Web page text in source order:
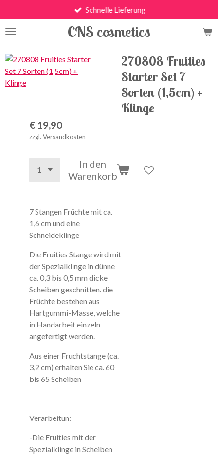
Hauptinhalt
springen
CNS cosmetics
Schnelle Lieferung
270808 Fruities
Starter Set 7
Sorten (1,5cm) +
Klinge
€ 19,90
zzgl. Versandkosten
In den
Warenkorb
7 Stangen Früchte mit ca.
1,6 cm und eine
Schneideklinge
Die Fruities Stange wird mit
der Spezialklinge in dünne
ca. 0,3 bis 0,5 mm dicke
Scheiben geschnitten. die
Früchte bestehen aus
Hartgummi-Masse, welche
in Handarbeit einzeln
angefertigt werden.
Aus einer Fruchtstange (ca.
3,2 cm) erhalten Sie ca. 60
bis 65 Scheiben
Verarbeitun:
-Die Fruities mit der
Spezialklinge in Scheiben